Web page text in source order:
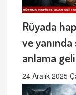
Rüyada
ve
anlama
24 Aralık 2025